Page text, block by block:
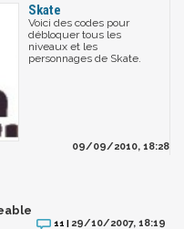
Skate
Voici des codes pour
débloquer tous les
niveaux et les
personnages de Skate.
09/09/2010, 18:28
11 | 29/10/2007, 18:19